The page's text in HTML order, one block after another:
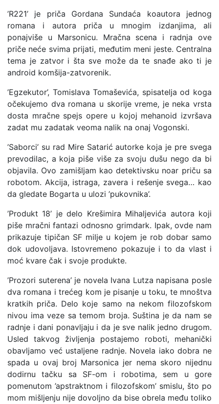
’R221’ je priča Gordana Sundaća koautora jednog
romana i autora priča u mnogim izdanjima, ali
ponajviše u Marsonicu. Mračna scena i radnja ove
priče neće svima prijati, međutim meni jeste. Centralna
tema je zatvor i šta sve može da te snađe ako ti je
android komšija-zatvorenik.
’Egzekutor’, Tomislava Tomaševića, spisatelja od koga
očekujemo dva romana u skorije vreme, je neka vrsta
dosta mračne spejs opere u kojoj mehanoid izvršava
zadat mu zadatak veoma nalik na onaj Vogonski.
’Saborci’ su rad Mire Satarić autorke koja je pre svega
prevodilac, a koja piše više za svoju dušu nego da bi
objavila. Ovo zamišljam kao detektivsku noar priču sa
robotom. Akcija, istraga, zavera i rešenje svega… kao
da gledate Bogarta u ulozi ’pukovnika’.
’Produkt 18’ je delo Krešimira Mihaljevića autora koji
piše mračni fantazi odnosno grimdark. Ipak, ovde nam
prikazuje tipičan SF milje u kojem je rob dobar samo
dok udovoljava. Istovremeno pokazuje i to da vlast i
moć kvare čak i svoje produkte.
’Prozori suterena’ je novela Ivana Lutza napisana posle
dva romana i trećeg kom je pisanje u toku, te mnoštva
kratkih priča. Delo koje samo na nekom filozofskom
nivou ima veze sa temom broja. Suština je da nam se
radnje i dani ponavljaju i da je sve nalik jedno drugom.
Usled takvog življenja postajemo roboti, mehanički
obavljamo već ustaljene radnje. Novela iako dobra ne
spada u ovaj broj Marsonica jer nema skoro nijednu
dodirnu tačku sa SF-om i robotima, sem u gore
pomenutom ’apstraktnom i filozofskom’ smislu, što po
mom mišljenju nije dovoljno da bise obrela među toliko